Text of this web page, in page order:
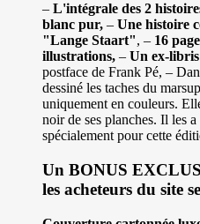
– L'intégrale des 2
blanc pur, – Une histoire
"Lange Staart", – 16
illustrations, – Un ex-
postface de Frank Pé, –
dessiné les taches du
uniquement en couleurs.
noir de ses planches. Il les
spécialement pour cette
Un BONUS
les acheteurs du site